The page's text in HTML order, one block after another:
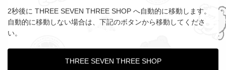
2秒後に THREE SEVEN THREE SHOP へ自動的に移動します。
自動的に移動しない場合は、下記のボタンから移動してくださ
い。
THREE SEVEN THREE SHOP